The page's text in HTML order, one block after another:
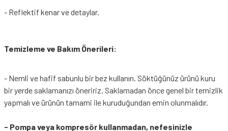
- Reflektif kenar ve detaylar.
Temizleme ve Bakım Önerileri:
- Nemli ve hafif sabunlu bir bez kullanın. Söktüğünüz ürünü kuru
bir yerde saklamanızı öneririz. Saklamadan önce genel bir temizlik
yapmalı ve ürünün tamami ile kuruduğundan emin olunmalıdır.
- Pompa veya kompresör kullanmadan, nefesinizle